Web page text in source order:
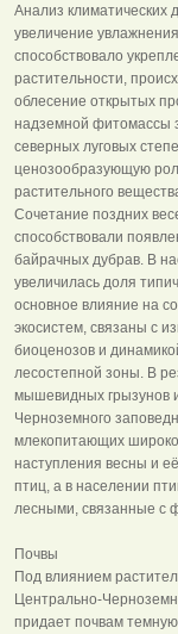
Анализ климатических
увеличение
способствовало
растительности,
облесение открытых
надземной фитомассы
северных луговых
ценозообразующую
растительного
Сочетание поздних
способствовали
байрачных дубрав. В
увеличилась доля
основное влияние на
экосистем, связаны с
биоценозов и
лесостепной зоны. В
мышевидных грызунов
Черноземного
млекопитающих
наступления весны и
птиц, а в населении
лесными, связанные с
Почвы
Под влиянием
Центрально-
придает почвам